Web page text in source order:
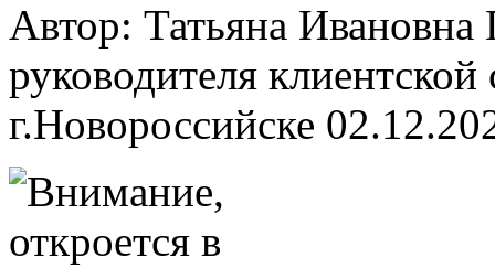
Автор: Татьяна
руководителя
г.Новороссийске